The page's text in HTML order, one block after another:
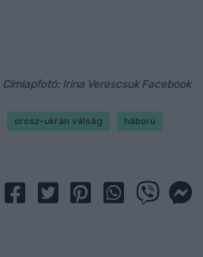
Címlapfotó: Irina Verescsuk Facebook
orosz-ukrán válság háború